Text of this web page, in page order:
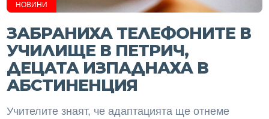
НОВИНИ
ЗАБРАНИХА ТЕЛЕФОНИТЕ В
УЧИЛИЩЕ В ПЕТРИЧ,
ДЕЦАТА ИЗПАДНАХА В
АБСТИНЕНЦИЯ
Учителите знаят, че адаптацията ще отнеме